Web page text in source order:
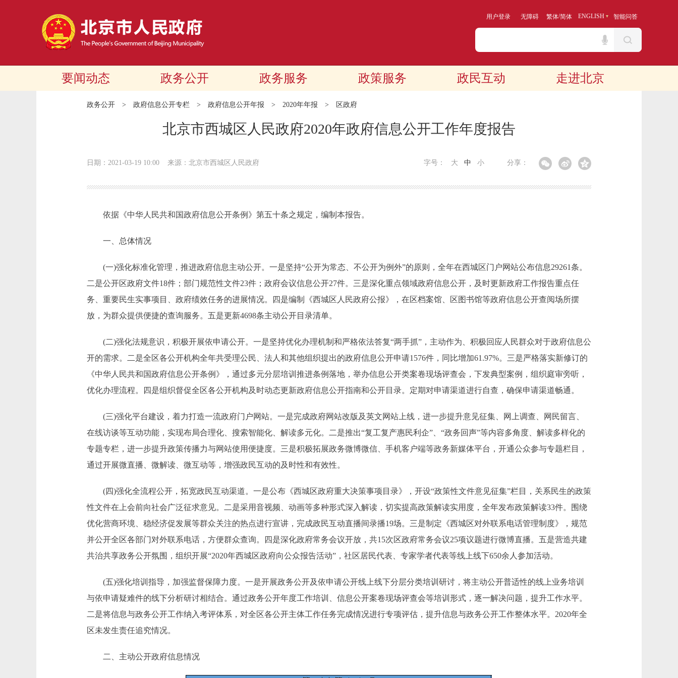
用户登录 无障碍 繁体/简体 ENGLISH 智能问答
要闻动态 政务公开 政务服务 政策服务 政民互动 走进北京
政务公开 > 政府信息公开专栏 > 政府信息公开年报 > 2020年年报 > 区政府
北京市西城区人民政府2020年政府信息公开工作年度报告
日期：2021-03-19 10:00 来源：北京市西城区人民政府 分享：
字号： 大 中 小
依据《中华人民共和国政府信息公开条例》第五十条之规定，编制本报告。
一、总体情况
(一)强化标准化管理，推进政府信息主动公开。一是坚持“公开为常态、不公开为例外”的原则，全年在西城区门户网站公布信息29261条。
二是公开区政府文件18件；部门规范性文件23件；政府会议信息公开27件。三是深化重点领域政府信息公开，及时更新政府工作报告重点任
务、重要民生实事项目、政府绩效任务的进展情况。四是编制《西城区人民政府公报》，在区档案馆、区图书馆等政府信息公开查阅场所摆
放，为群众提供便捷的查询服务。五是更新4698条主动公开目录清单。
(二)强化法规意识，积极开展依申请公开。一是坚持优化办理机制和严格依法答复“两手抓”，主动作为、积极回应人民群众对于政府信息公
开的需求。二是全区各公开机构全年共受理公民、法人和其他组织提出的政府信息公开申请1576件，同比增加61.97%。三是严格落实新修订的
《中华人民共和国政府信息公开条例》，通过多元分层培训推进条例落地，举办信息公开类案卷现场评查会，下发典型案例，组织庭审旁听，
优化办理流程。四是组织督促全区各公开机构及时动态更新政府信息公开指南和公开目录。定期对申请渠道进行自查，确保申请渠道畅通。
(三)强化平台建设，着力打造一流政府门户网站。一是完成政府网站改版及英文网站上线，进一步提升意见征集、网上调查、网民留言、
在线访谈等互动功能，实现布局合理化、搜索智能化、解读多元化。二是推出“复工复产惠民利企”、“政务回声”等内容多角度、解读多样化的
专题专栏，进一步提升政策传播力与网站使用便捷度。三是积极拓展政务微博微信、手机客户端等政务新媒体平台，开通公众参与专题栏目，
通过开展微直播、微解读、微互动等，增强政民互动的及时性和有效性。
(四)强化全流程公开，拓宽政民互动渠道。一是公布《西城区政府重大决策事项目录》，开设“政策性文件意见征集”栏目，关系民生的政策
性文件在上会前向社会广泛征求意见。二是采用音视频、动画等多种形式深入解读，切实提高政策解读实用度，全年发布政策解读33件。围绕
优化营商环境、稳经济促发展等群众关注的热点进行宣讲，完成政民互动直播间录播19场。三是制定《西城区对外联系电话管理制度》，规范
并公开全区各部门对外联系电话，方便群众查询。四是深化政府常务会议开放，共15次区政府常务会议25项议题进行微博直播。五是营造共建
共治共享政务公开氛围，组织开展“2020年西城区政府向公众报告活动”，社区居民代表、专家学者代表等线上线下650余人参加活动。
(五)强化培训指导，加强监督保障力度。一是开展政务公开及依申请公开线上线下分层分类培训研讨，将主动公开普适性的线上业务培训
与依申请疑难件的线下分析研讨相结合。通过政务公开年度工作培训、信息公开案卷现场评查会等培训形式，逐一解决问题，提升工作水平。
二是将信息与政务公开工作纳入考评体系，对全区各公开主体工作任务完成情况进行专项评估，提升信息与政务公开工作整体水平。2020年全
区未发生责任追究情况。
二、主动公开政府信息情况